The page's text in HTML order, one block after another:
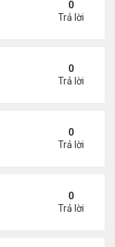
0
Trả lời
Căn Bệnh Đoạt
0
Trả lời
tại Mỹ
0
Trả lời
Đức Tiến
0
Trả lời